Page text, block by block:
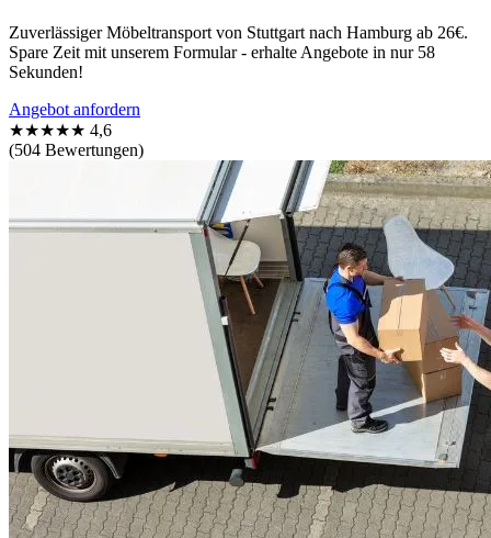
Zuverlässiger Möbeltransport von Stuttgart nach Hamburg ab 26€.
Spare Zeit mit unserem Formular - erhalte Angebote in nur 58
Sekunden!
Angebot anfordern
★★★★★ 4,6
(504 Bewertungen)